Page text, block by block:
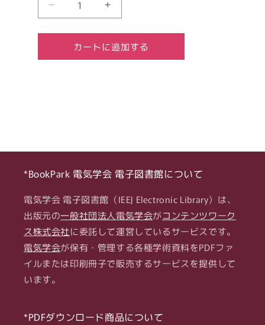
Consensus
Control
of
Multi-
Robot
数
量
を
減
ら
す
Consensus
Control
of
a
Multi-
Robot
数
量
を
増
す
カートに追加する
*BookPark 電気学会 電子図書館について
電気学会 電子図書館（IEEJ Electronic Library）は、
出版元の一般社団法人電気学会がコンテンツワーク
ス株式会社に委託して運営しているサービスです。
電気学会が保有・管理する各種学術資料をPDFファ
イルまたは印刷冊子で販売するサービスを提供して
います。
*PDFダウンロード商品について